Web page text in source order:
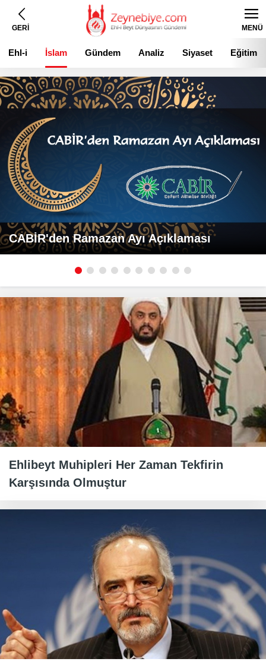
GERİ MENÜ
Ehl-i
Beyt
İslam Gündem Analiz Siyaset Eğitim
CABİR'den Ramazan Ayı Açıklaması
Ehlibeyt Muhipleri Her Zaman Tekfirin
Karşısında Olmuştur